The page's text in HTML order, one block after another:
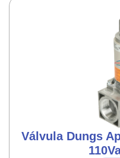
Válvula Dungs